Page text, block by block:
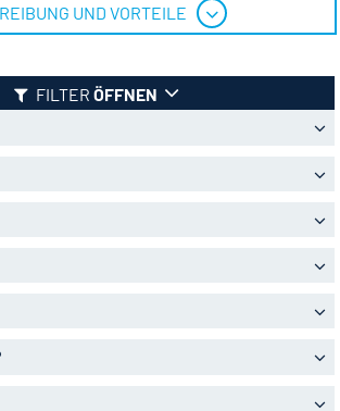
UND VORTEILE
FILTER ÖFFNEN